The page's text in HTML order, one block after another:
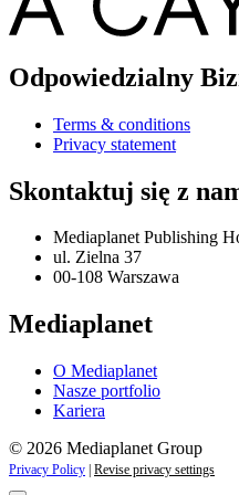
Odpowiedzialny
Terms & conditions
Privacy statement
Skontaktuj się z
Mediaplanet Publishing
ul. Zielna 37
00-108 Warszawa
Mediaplanet
O Mediaplanet
Nasze portfolio
Kariera
© 2026 Mediaplanet Group
Privacy Policy Revise privacy settings